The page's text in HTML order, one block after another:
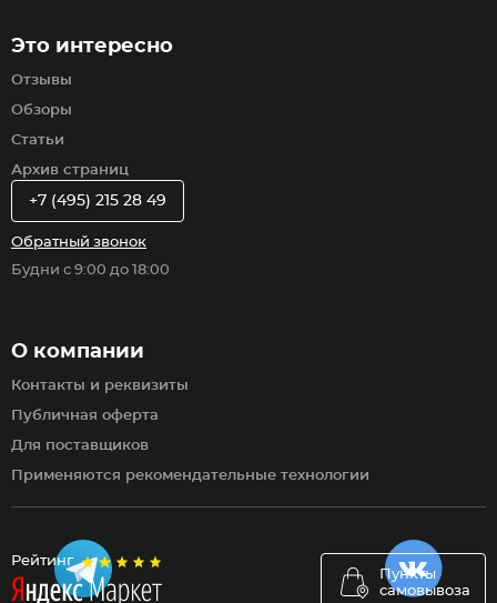
Рейтинг
Пункты
самовывоза
Это интересно
Отзывы
Обзоры
Статьи
Архив страниц
О компании
Контакты и реквизиты
Публичная оферта
Для поставщиков
Применяются рекомендательные технологии
+7 (495) 215 28 49
Обратный звонок
Будни с 9:00 до 18:00